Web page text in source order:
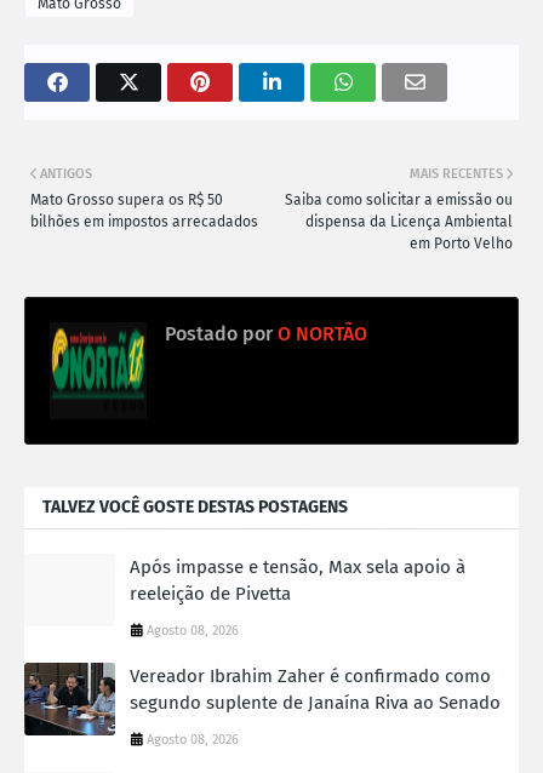
Mato Grosso
MAIS RECENTES
Saiba como solicitar a emissão ou
dispensa da Licença Ambiental
em Porto Velho
ANTIGOS
Mato Grosso supera os R$ 50
bilhões em impostos arrecadados
Postado por O NORTÃO
TALVEZ VOCÊ GOSTE DESTAS POSTAGENS
Após impasse e tensão, Max sela apoio à
reeleição de Pivetta
Agosto 08, 2026
Vereador Ibrahim Zaher é confirmado como
segundo suplente de Janaína Riva ao Senado
Agosto 08, 2026